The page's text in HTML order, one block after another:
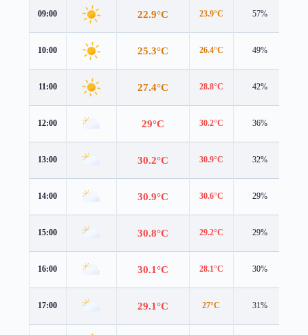
09:00 22.9°C 23.9°C 57%
10:00 25.3°C 26.4°C 49%
11:00 27.4°C 28.8°C 42%
12:00 29°C 30.2°C 36%
13:00 30.2°C 30.9°C 32%
14:00 30.9°C 30.6°C 29%
15:00 30.8°C 29.2°C 29%
16:00 30.1°C 28.1°C 30%
17:00 29.1°C 27°C 31%